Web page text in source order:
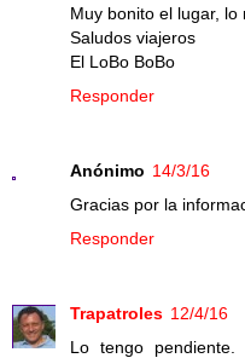
Muy bonito el lugar, lo
Saludos viajeros
El LoBo BoBo
Responder
Anónimo 14/3/16
Gracias por la
Responder
Trapatroles 12/4/16
Lo tengo